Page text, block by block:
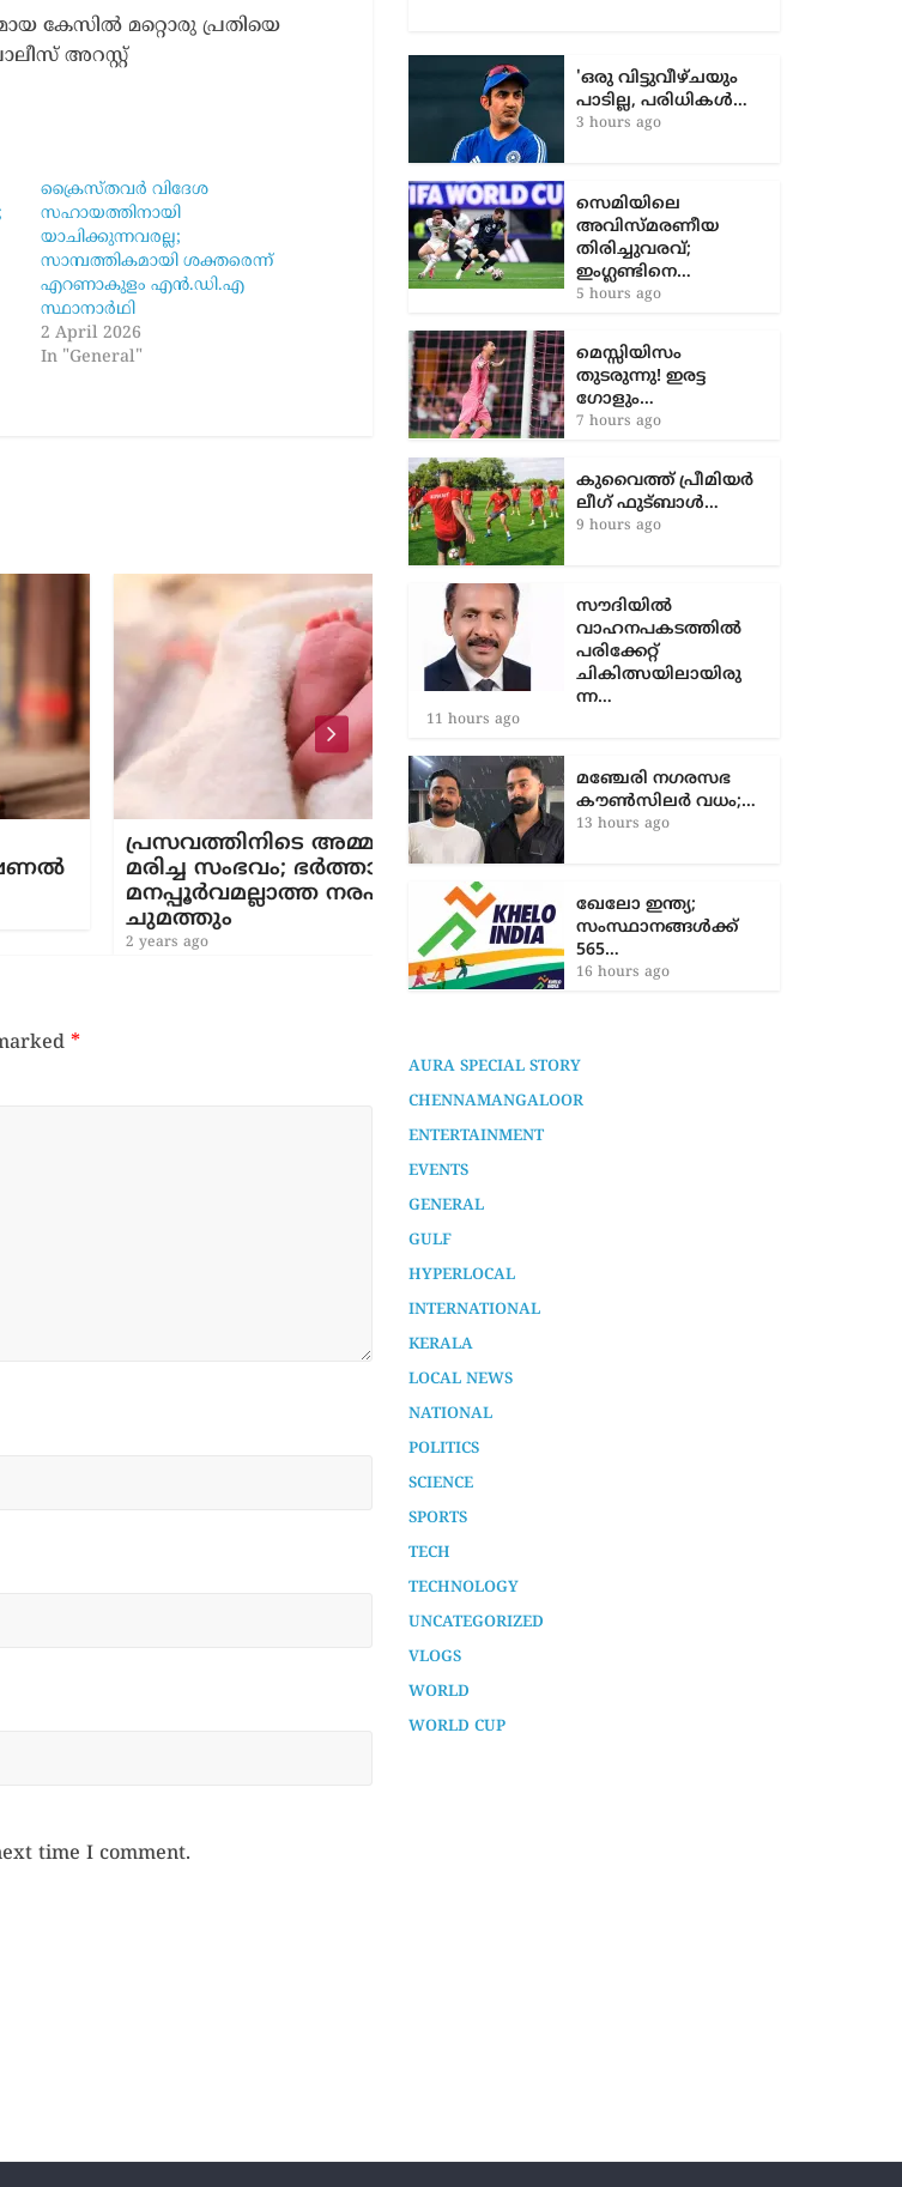
കേസിൽ ​മറ്റൊരു ​പ്രതിയെ
അറസ്റ്റ്
ക്രൈസ്തവർ വിദേശ
സഹായത്തിനായി
യാചിക്കുന്നവരല്ല;
സാമ്പത്തികമായി ശക്തരെന്ന്
എറണാകുളം എൻ.ഡി.എ
സ്ഥാനാർഥി
2 April 2026
In "General"
അമ്മയും കുഞ്ഞും
സംഭവം; ഭർത്താവിനെതിരെ
നരഹത്യാ കുറ്റം
സ്കൂട്ടർ പാർക്ക് ചെയ്യുന്നതിൽ
തകർക്കം; യുവതിയുടെ ഇരുകൈയും
വെട്ടി അമ്മാവൻ
6 months ago
*
time I comment.
ആലപ്പുഴ, വയനാട്, കോട്ടയം,
കാസര്‍ഗോഡ്
പാടില്ല, പരിധികൾ…
3 hours ago
സെമിയിലെ
തിരിച്ചുവരവ്;
ഇംഗ്ലണ്ടിനെ…
5 hours ago
തുടരുന്നു! ഇരട്ട
ഗോളും…
7 hours ago
ലീഗ് ഫുട്ബാൾ…
9 hours ago
സൗദിയിൽ
ചികിത്സയിലായിരു
ന്ന…
11 hours ago
കൗൺസിലർ വധം;…
13 hours ago
16 hours ago
AURA SPECIAL STORY
CHENNAMANGALOOR
ENTERTAINMENT
EVENTS
GENERAL
GULF
HYPERLOCAL
INTERNATIONAL
KERALA
LOCAL NEWS
NATIONAL
POLITICS
SCIENCE
SPORTS
TECH
TECHNOLOGY
UNCATEGORIZED